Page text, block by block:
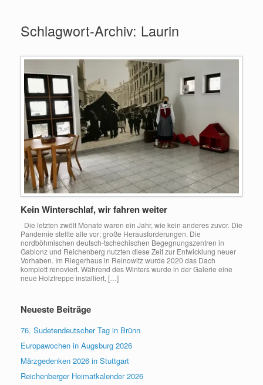
springenSchlagwort-Archiv: Laurin
Kein Winterschlaf, wir fahren weiter
Die letzten zwölf Monate waren ein Jahr, wie kein anderes zuvor. Die
Pandemie stellte alle vor; große Herausforderungen. Die
nordböhmischen deutsch-tschechischen Begegnungszentren in
Gablonz und Reichenberg nutzten diese Zeit zur Entwicklung neuer
Vorhaben. Im Riegerhaus in Reinowitz wurde 2020 das Dach
komplett renoviert. Während des Winters wurde in der Galerie eine
neue Holztreppe installiert, […]
Neueste Beiträge
76. Sudetendeutscher Tag in Brünn
Europawochen in Augsburg 2026
Märzgedenken 2026 in Stuttgart
Reichenberger Heimatkalender 2026